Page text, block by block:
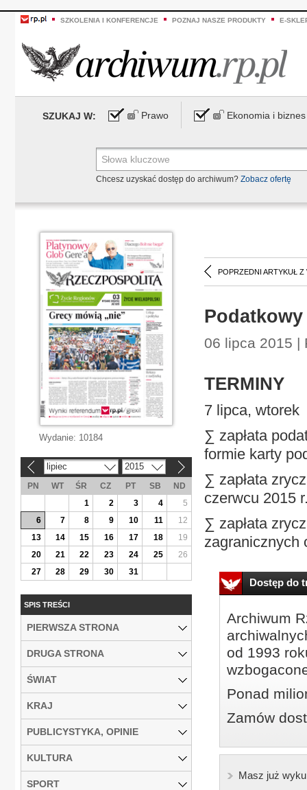
SZKOLENIA I KONFERENCJE POZNAJ NASZE PRODUKTY E-
SZUKAJ W: Prawo Ekonomia i biznes
Chcesz uzyskać dostęp do archiwum? Zobacz ofertę
POPRZEDNI ARTYKUŁ Z
06 lipca 2015 |
TERMINY
7 lipca, wtorek
∑ zapłata
formie karty
∑ zapłata
czerwcu 2015
∑ zapłata
zagranicznych
Dostęp do
Archiwum
od 1993
Ponad
Zamów
Masz już
Wydanie: 10184
lipiec 2015
PN WT ŚR CZ PT SB
ND
1
2 3 4
5
6
7 8 9 10 11
12
13
14 15 16 17 18
19
20
21 22 23 24 25
26
27
28 29 30 31
SPIS TREŚCI
PIERWSZA STRONA
DRUGA STRONA
ŚWIAT
KRAJ
PUBLICYSTYKA, OPINIE
KULTURA
SPORT